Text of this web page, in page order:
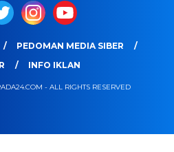
PEDOMAN MEDIA SIBER
INFO IKLAN
- ALL RIGHTS RESERVED